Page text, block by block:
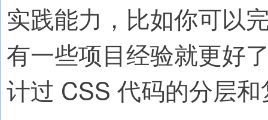
实践能力，比如你可以
有一些项目经验就更好
计过 CSS 代码的分层